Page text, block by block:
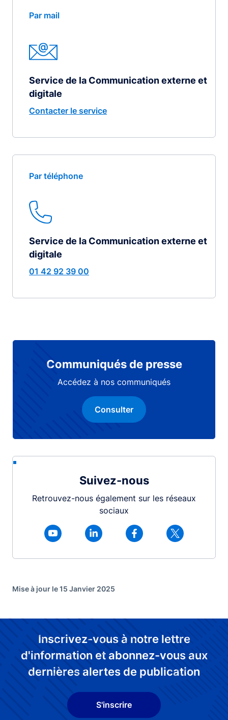
Par mail
Service de la Communication externe et
digitale
Contacter le service
Par téléphone
Service de la Communication externe et
digitale
01 42 92 39 00
Communiqués de presse
Accédez à nos communiqués
Consulter
Suivez-nous
Retrouvez-nous également sur les réseaux
sociaux
Mise à jour le 15 Janvier 2025
Inscrivez-vous à notre lettre
d'information et abonnez-vous aux
dernières alertes de publication
S'inscrire